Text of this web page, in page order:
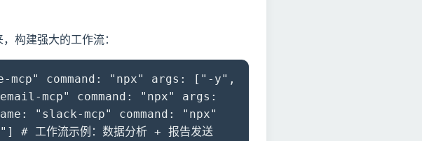
构建强大的工作流：
mcp" command: "npx" args: ["-y",
mcp" command: "npx" args:
"slack-mcp" command: "npx"
作流示例：数据分析 + 报告发送